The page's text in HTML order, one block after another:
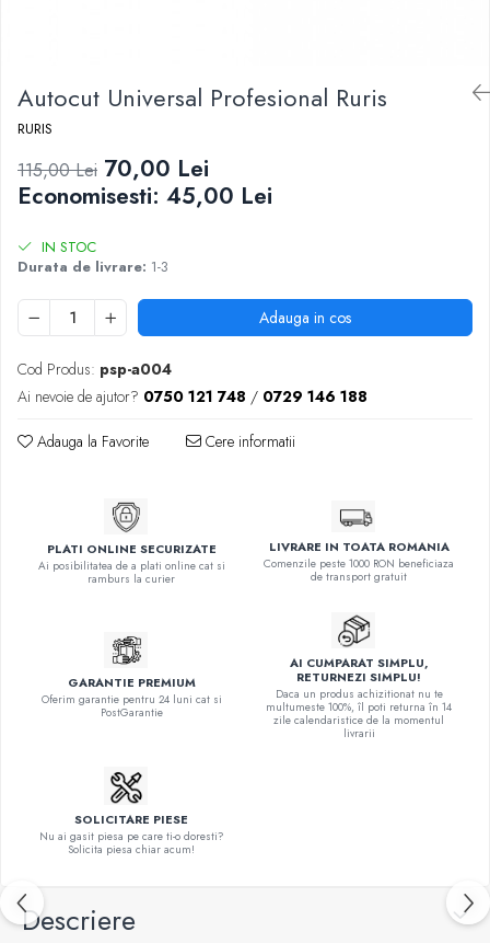
Autocut Universal Profesional Ruris
RURIS
115,00 Lei 70,00 Lei
Economisesti: 45,00 Lei
IN STOC
Durata de livrare: 1-3
Adauga in cos
Cod Produs: psp-a004
Ai nevoie de ajutor? 0750 121 748 / 0729 146 188
Adauga la Favorite Cere informatii
PLATI ONLINE SECURIZATE
Ai posibilitatea de a plati online cat si
ramburs la curier
LIVRARE IN TOATA ROMANIA
Comenzile peste 1000 RON beneficiaza
de transport gratuit
GARANTIE PREMIUM
Oferim garantie pentru 24 luni cat si
PostGarantie
AI CUMPARAT SIMPLU,
RETURNEZI SIMPLU!
Daca un produs achizitionat nu te
multumeste 100%, îl poti returna în 14
zile calendaristice de la momentul
livrarii
SOLICITARE PIESE
Nu ai gasit piesa pe care ti-o doresti?
Solicita piesa chiar acum!
Descriere